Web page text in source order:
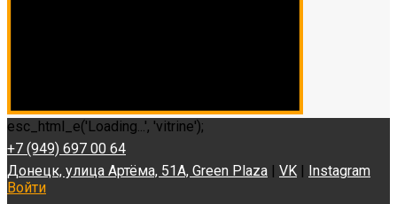
esc_html_e('Loading...', 'vitrine');
+7 (949) 697 00 64
Донецк, улица Артёма, 51А, Green Plaza | VK | Instagram
Войти